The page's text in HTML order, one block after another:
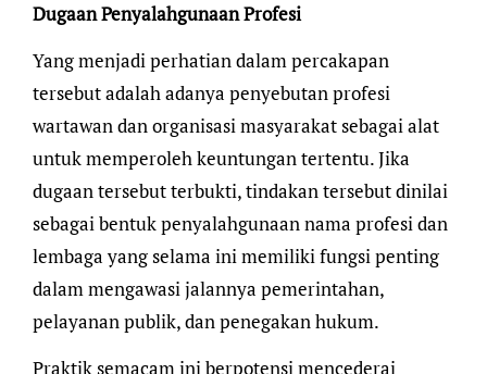
Dugaan Penyalahgunaan Profesi
Yang menjadi perhatian dalam percakapan
tersebut adalah adanya penyebutan profesi
wartawan dan organisasi masyarakat sebagai alat
untuk memperoleh keuntungan tertentu. Jika
dugaan tersebut terbukti, tindakan tersebut dinilai
sebagai bentuk penyalahgunaan nama profesi dan
lembaga yang selama ini memiliki fungsi penting
dalam mengawasi jalannya pemerintahan,
pelayanan publik, dan penegakan hukum.
Praktik semacam ini berpotensi mencederai